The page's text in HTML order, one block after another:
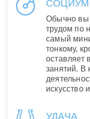
Обычно вы
трудом по
самый
тонкому,
оставляет
занятий. В
искусство
УДАЧА